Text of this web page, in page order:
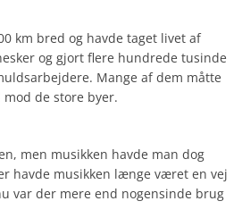
km bred og havde taget livet af
og gjort flere hundrede tusinde
Mange af dem måtte
de store byer.
men musikken havde man dog
havde musikken længe været en vej
var der mere end nogensinde brug